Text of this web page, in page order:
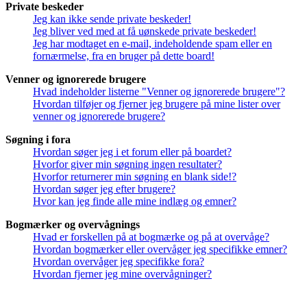
Private beskeder
Jeg kan ikke sende private beskeder!
Jeg bliver ved med at få uønskede private beskeder!
Jeg har modtaget en e-mail, indeholdende spam eller en
fornærmelse, fra en bruger på dette board!
Venner og ignorerede brugere
Hvad indeholder listerne "Venner og ignorerede brugere"?
Hvordan tilføjer og fjerner jeg brugere på mine lister over
venner og ignorerede brugere?
Søgning i fora
Hvordan søger jeg i et forum eller på boardet?
Hvorfor giver min søgning ingen resultater?
Hvorfor returnerer min søgning en blank side!?
Hvordan søger jeg efter brugere?
Hvor kan jeg finde alle mine indlæg og emner?
Bogmærker og overvågnings
Hvad er forskellen på at bogmærke og på at overvåge?
Hvordan bogmærker eller overvåger jeg specifikke emner?
Hvordan overvåger jeg specifikke fora?
Hvordan fjerner jeg mine overvågninger?